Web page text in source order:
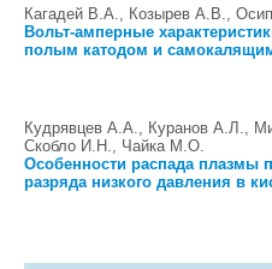
Кагадей В.А., Козырев А.В.,
Вольт-амперные
полым катодом и
Кудрявцев А.А., Куранов А.Л.,
Скобло И.Н., Чайка М.О.
Особенности распада плазмы
разряда низкого давления в